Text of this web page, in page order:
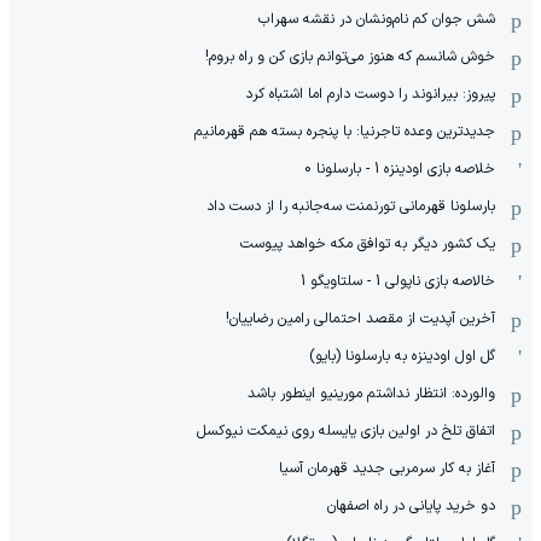
شش جوان کم نام‌و‌نشان در نقشه سهراب
خوش شانسم که هنوز می‌توانم بازی کن و راه بروم!
پیروز: بیرانوند را دوست دارم اما اشتباه کرد
جدیدترین وعده تاجرنیا: با پنجره بسته هم قهرمانیم
خلاصه بازی اودینزه 1 - بارسلونا 0
بارسلونا قهرمانی تورنمنت سه‌جانبه را از دست داد
یک کشور دیگر به توافق مکه خواهد پیوست
خالاصه بازی ناپولی 1 - سلتاویگو 1
آخرین آپدیت از مقصد احتمالی رامین رضاییان!
گل اول اودینزه به بارسلونا (بایو)
والورده: انتظار نداشتم مورینیو اینطور باشد
اتفاق تلخ در اولین بازی یایسله روی نیمکت نیوکسل
آغاز به کار سرمربی جدید قهرمان آسیا
دو خرید پایانی در راه اصفهان